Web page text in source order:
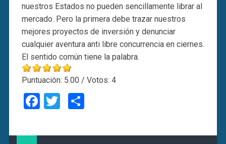
nuestros Estados no pueden sencillamente librar al
mercado. Pero la primera debe trazar nuestros
mejores proyectos de inversión y denunciar
cualquier aventura anti libre concurrencia en ciernes.
El sentido común tiene la palabra.
Puntuación: 5.00 / Votos: 4
Facebook
TwitterCompartir